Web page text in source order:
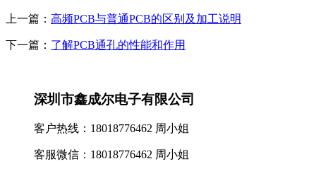
上一篇： 高频PCB与普通PCB的区别及加工说明
下一篇： 了解PCB通孔的性能和作用
深圳市鑫成尔电子有限公司
客户热线：18018776462 周小姐
客服微信：18018776462 周小姐